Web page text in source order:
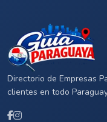
Directorio de Empresas
clientes en todo